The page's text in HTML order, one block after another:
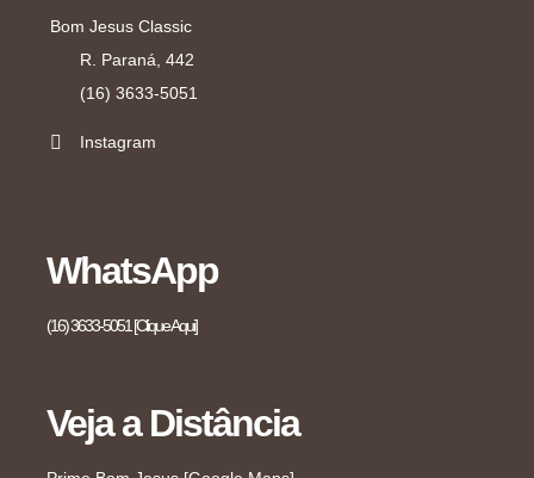
Bom Jesus Classic
R. Paraná, 442
(16) 3633-5051
Instagram
WhatsApp
(16) 3633-5051 [Clique Aqui]
Veja a Distância